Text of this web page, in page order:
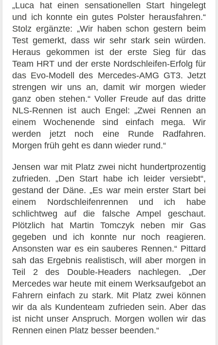
„Luca hat einen sensationellen Start hingelegt
und ich konnte ein gutes Polster herausfahren.“
Stolz ergänzte: „Wir haben schon gestern beim
Test gemerkt, dass wir sehr stark sein würden.
Heraus gekommen ist der erste Sieg für das
Team HRT und der erste Nordschleifen-Erfolg für
das Evo-Modell des Mercedes-AMG GT3. Jetzt
strengen wir uns an, damit wir morgen wieder
ganz oben stehen.“ Voller Freude auf das dritte
NLS-Rennen ist auch Engel: „Zwei Rennen an
einem Wochenende sind einfach mega. Wir
werden jetzt noch eine Runde Radfahren.
Morgen früh geht es dann wieder rund.“
Jensen war mit Platz zwei nicht hundertprozentig
zufrieden. „Den Start habe ich leider versiebt“,
gestand der Däne. „Es war mein erster Start bei
einem Nordschleifenrennen und ich habe
schlichtweg auf die falsche Ampel geschaut.
Plötzlich hat Martin Tomczyk neben mir Gas
gegeben und ich konnte nur noch reagieren.
Ansonsten war es ein sauberes Rennen.“ Pittard
sah das Ergebnis realistisch, will aber morgen in
Teil 2 des Double-Headers nachlegen. „Der
Mercedes war heute mit einem Werksaufgebot an
Fahrern einfach zu stark. Mit Platz zwei können
wir da als Kundenteam zufrieden sein. Aber das
ist nicht unser Anspruch. Morgen wollen wir das
Rennen einen Platz besser beenden.“